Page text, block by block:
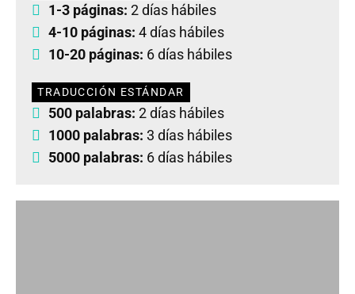
1-3 páginas: 2 días hábiles
4-10 páginas: 4 días hábiles
10-20 páginas: 6 días hábiles
TRADUCCIÓN ESTÁNDAR
500 palabras: 2 días hábiles
1000 palabras: 3 días hábiles
5000 palabras: 6 días hábiles